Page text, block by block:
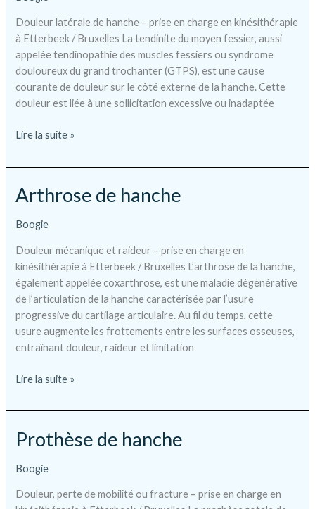
Douleur latérale de hanche – prise en charge en kinésithérapie
à Etterbeek / Bruxelles La tendinite du moyen fessier, aussi
appelée tendinopathie des muscles fessiers ou syndrome
douloureux du grand trochanter (GTPS), est une cause
courante de douleur sur le côté externe de la hanche. Cette
douleur est liée à une sollicitation excessive ou inadaptée
Trochantérite
Lire la suite »
Arthrose de hanche
Boogie
Douleur mécanique et raideur – prise en charge en
kinésithérapie à Etterbeek / Bruxelles L’arthrose de la hanche,
également appelée coxarthrose, est une maladie dégénérative
de l’articulation de la hanche caractérisée par l’usure
progressive du cartilage articulaire. Au fil du temps, cette
usure augmente les frottements entre les surfaces osseuses,
entraînant douleur, raideur et limitation
Arthrose
hanche
Lire la suite »
Prothèse de hanche
Boogie
Douleur, perte de mobilité ou fracture – prise en charge en